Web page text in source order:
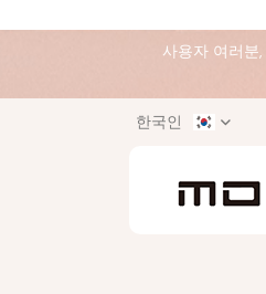
사용자 여러분
한국인